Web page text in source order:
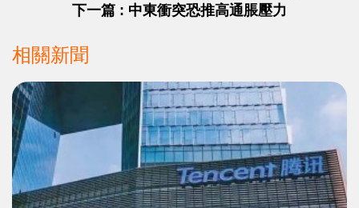
下一篇 : 中東衝突恐推高通脹壓力
相關新聞